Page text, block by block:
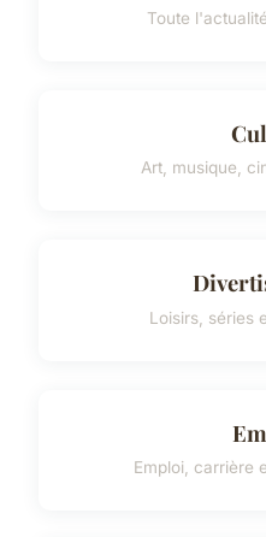
Toute
Art, musique,
Loisirs, séries
Emploi, carrière